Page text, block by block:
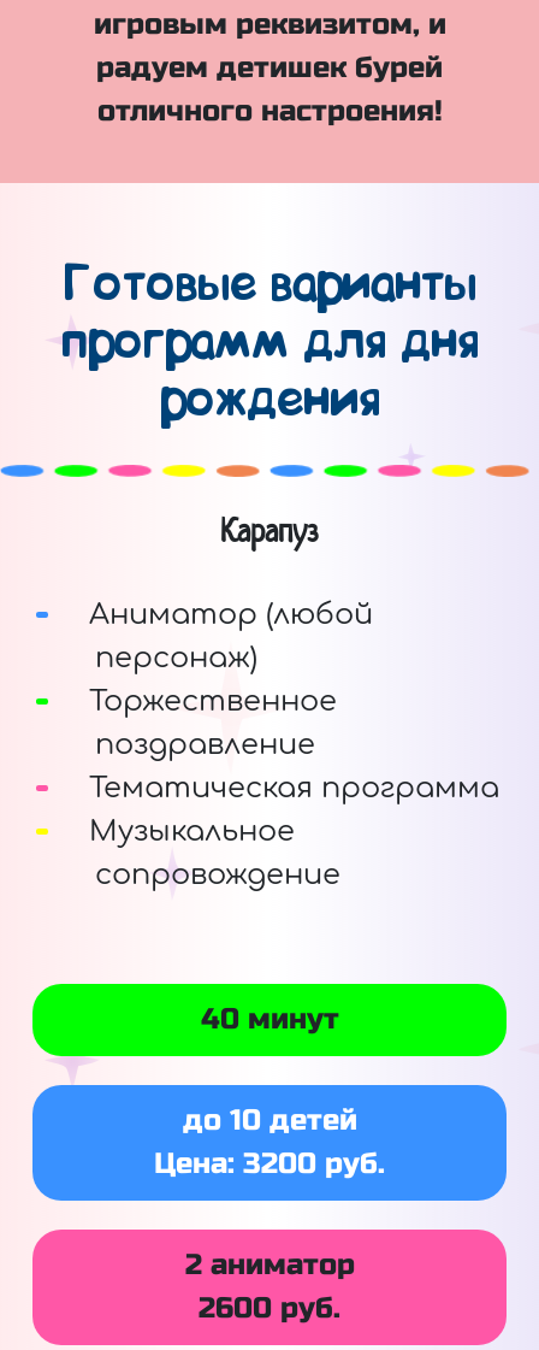
игровым реквизитом, и
радуем детишек бурей
отличного настроения!
Готовые варианты
программ для дня
рождения
Карапуз
Аниматор (любой
персонаж)
Торжественное
поздравление
Тематическая программа
Музыкальное
сопровождение
40 минут
до 10 детей
Цена: 3200 руб.
2 аниматор
2600 руб.